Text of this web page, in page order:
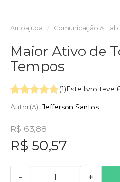
Autoajuda Comunicação &
Maior Ativo de
Tempos
(1) Este livro teve
Autor(a): Jefferson Santos
R$ 63,88
R$ 50,57
- +